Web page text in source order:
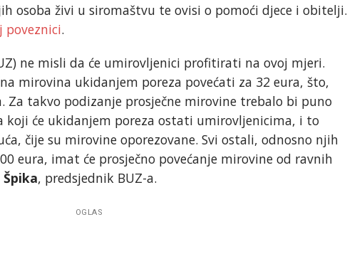
osoba živi u siromaštvu te ovisi o pomoći djece i obitelji.
poveznici.
ne misli da će umirovljenici profitirati na ovoj mjeri.
mirovina ukidanjem poreza povećati za 32 eura, što,
Za takvo podizanje prosječne mirovine trebalo bi puno
koji će ukidanjem poreza ostati umirovljenicima, i to
čije su mirovine oporezovane. Svi ostali, odnosno njih
eura, imat će prosječno povećanje mirovine od ravnih
, predsjednik BUZ-a.
OGLAS